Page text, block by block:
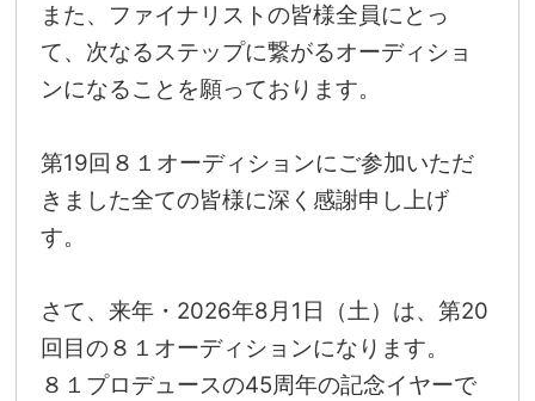
また、ファイナリストの皆様全員にとっ
て、次なるステップに繋がるオーディショ
ンになることを願っております。
第19回８１オーディションにご参加いただ
きました全ての皆様に深く感謝申し上げ
す。
さて、来年・2026年8月1日（土）は、第20
回目の８１オーディションになります。
８１プロデュースの45周年の記念イヤーで